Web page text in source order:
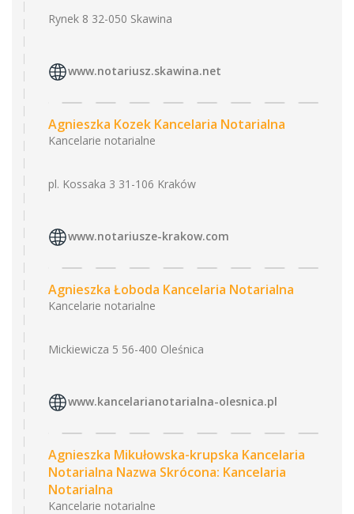
Rynek 8 32-050 Skawina
www.notariusz.skawina.net
Agnieszka Kozek Kancelaria Notarialna
Kancelarie notarialne
pl. Kossaka 3 31-106 Kraków
www.notariusze-krakow.com
Agnieszka Łoboda Kancelaria Notarialna
Kancelarie notarialne
Mickiewicza 5 56-400 Oleśnica
www.kancelarianotarialna-olesnica.pl
Agnieszka Mikułowska-krupska Kancelaria
Notarialna Nazwa Skrócona: Kancelaria
Notarialna
Kancelarie notarialne